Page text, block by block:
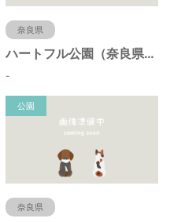
奈良県
ハートフル公園（奈良県大和郡山市）
-
公園
奈良県